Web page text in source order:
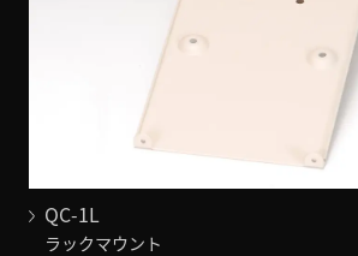
QC-1L
ラックマウント